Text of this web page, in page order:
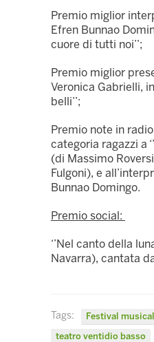
Premio miglior
Efren Bunnao
cuore di tutti noi’’;
Premio miglior
Veronica Gabrielli,
belli’’;
Premio note in
categoria ragazzi a
(di Massimo
Fulgoni), e
Bunnao Domingo.
Premio social:
‘’Nel canto della
Navarra), cantata
Tags:
Festival
teatro ventidio basso